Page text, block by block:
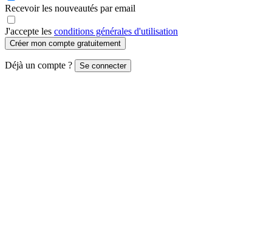
Recevoir les nouveautés par email
J'accepte les conditions générales d'utilisation
Créer mon compte gratuitement
Déjà un compte ? Se connecter